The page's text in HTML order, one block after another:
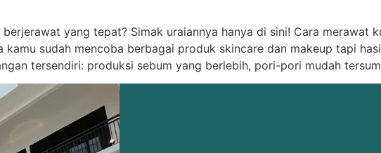
yang tepat? Simak uraiannya hanya di sini! Cara merawat
sudah mencoba berbagai produk skincare dan makeup tapi
tersendiri: produksi sebum yang berlebih, pori-pori mudah